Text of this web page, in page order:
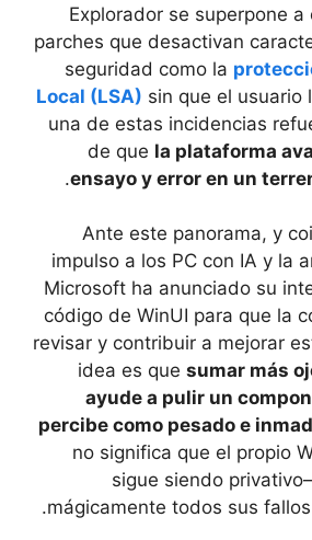
Explorador se superpone
parches que desactivan
seguridad como la
Local (LSA) sin que el usuario
una de estas incidencias
de que la plataforma
ensayo y error en un
.
Ante este panorama, y
impulso a los PC con IA y la
Microsoft ha anunciado su
código de WinUI para que la
revisar y contribuir a mejorar
idea es que sumar más
ayude a pulir un
percibe como pesado e
no significa que el propio
sigue siendo
mágicamente todos sus